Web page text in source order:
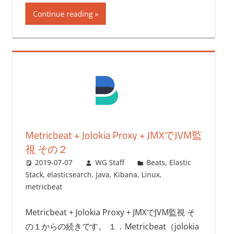
Continue reading
Metricbeat + Jolokia Proxy + JMXでJVM監
視 その２
2019-07-07 WG Staff Beats, Elastic
Stack, elasticsearch, Java, Kibana, Linux,
metricbeat
Metricbeat + Jolokia Proxy + JMXでJVM監視 そ
の１からの続きです。 １．Metricbeat（jolokia